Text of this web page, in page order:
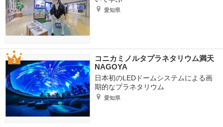
愛知県
コニカミノルタプラネタリウム満天
NAGOYA
日本初のLEDドームシステムによる画
期的なプラネタリウム
愛知県